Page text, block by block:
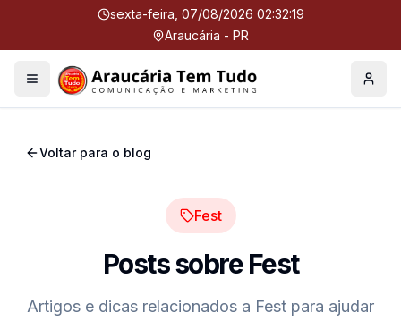
sexta-feira, 07/08/2026 02:32:20
Araucária - PR
Menu Perfil
Voltar para o blog
Fest
Posts sobreFest
Artigos e dicas relacionados a Fest para ajudar